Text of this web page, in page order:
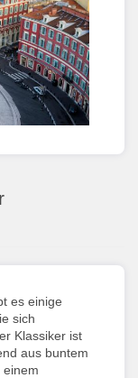
es einige
sich
Klassiker ist
aus buntem